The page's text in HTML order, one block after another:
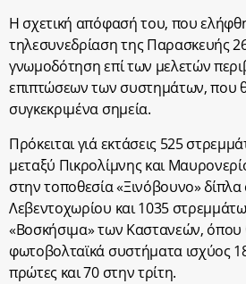
Η σχετική απόφασή του, που
τηλεσυνεδρίαση της Παρασκευής
γνωμοδότηση επί των μελετών
επιπτώσεων των συστημάτων, που
συγκεκριμένα σημεία.
Πρόκειται γιά εκτάσεις 525
μεταξύ Πικρολίμνης και
στην τοποθεσία «Ξινόβουνο»
Λεβεντοχωρίου και 1035
«Βοσκήσιμα» των Καστανεών, όπου
φωτοβολταϊκά συστήματα ισχύος
πρώτες και 70 στην τρίτη.